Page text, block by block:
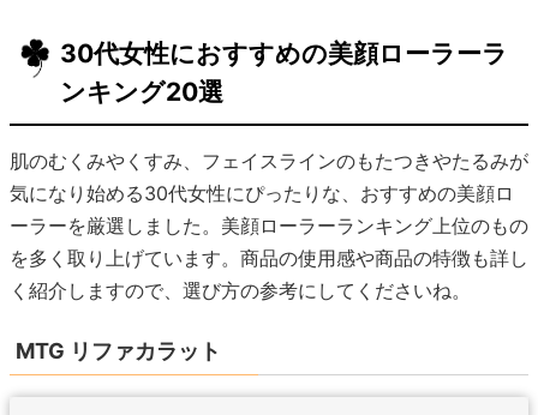
30代女性におすすめの美顔ローラーラ
ンキング20選
肌のむくみやくすみ、フェイスラインのもたつきやたるみが
気になり始める30代女性にぴったりな、おすすめの美顔ロ
ーラーを厳選しました。美顔ローラーランキング上位のもの
を多く取り上げています。商品の使用感や商品の特徴も詳し
く紹介しますので、選び方の参考にしてくださいね。
MTG リファカラット